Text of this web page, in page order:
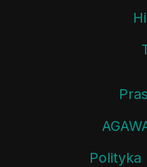
Polityka